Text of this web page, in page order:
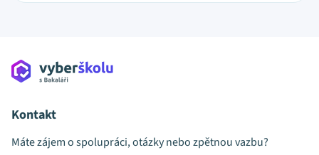
Kontakt
Máte zájem o spolupráci, otázky nebo zpětnou vazbu?